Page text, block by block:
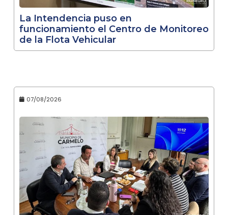
La Intendencia puso en
funcionamiento el Centro de Monitoreo
de la Flota Vehicular
07/08/2026